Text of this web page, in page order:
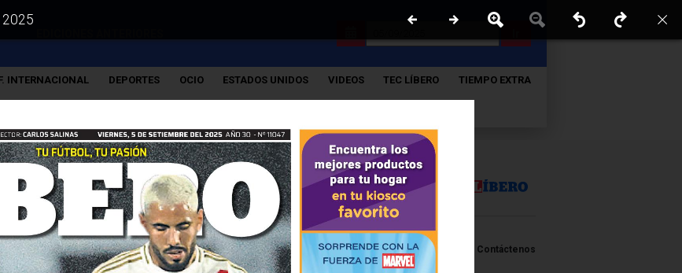
INTERNACIONAL DEPORTES OCIO ESTADOS UNIDOS VIDEOS TEC LÍBERO TIEMPO EXTRA
2025
VISITA LAS EDICIONES IMPRESAS DE:
Políticas y estandares Contáctenos